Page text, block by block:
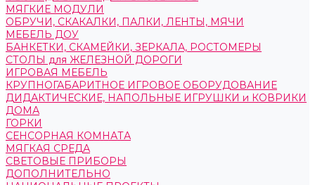
МЯГКИЕ МОДУЛИ
ОБРУЧИ, СКАКАЛКИ, ПАЛКИ, ЛЕНТЫ, МЯЧИ
МЕБЕЛЬ ДОУ
БАНКЕТКИ, СКАМЕЙКИ, ЗЕРКАЛА, РОСТОМЕРЫ
СТОЛЫ для ЖЕЛЕЗНОЙ ДОРОГИ
ИГРОВАЯ МЕБЕЛЬ
КРУПНОГАБАРИТНОЕ ИГРОВОЕ ОБОРУДОВАНИЕ
ДИДАКТИЧЕСКИЕ, НАПОЛЬНЫЕ ИГРУШКИ и КОВРИКИ
ДОМА
ГОРКИ
СЕНСОРНАЯ КОМНАТА
МЯГКАЯ СРЕДА
СВЕТОВЫЕ ПРИБОРЫ
ДОПОЛНИТЕЛЬНО